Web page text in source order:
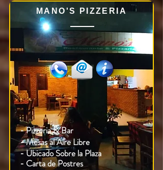
MANO'S PIZZERIA
- Pizzeria & Bar
- Mesas al Aire Libre
- Ubicado Sobre la Plaza
- Carta de Postres